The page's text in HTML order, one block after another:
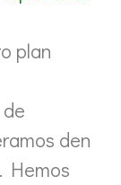
plan
den
Hemos